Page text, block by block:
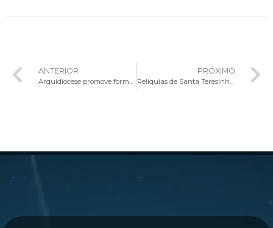
ANTERIOR
Arquidiocese promove formação anual da Campanha da Fraternidade 2024
PRÓXIMO
Relíquias de Santa Teresinha peregrinam pelas paróquias da Arquidiocese de Brasília